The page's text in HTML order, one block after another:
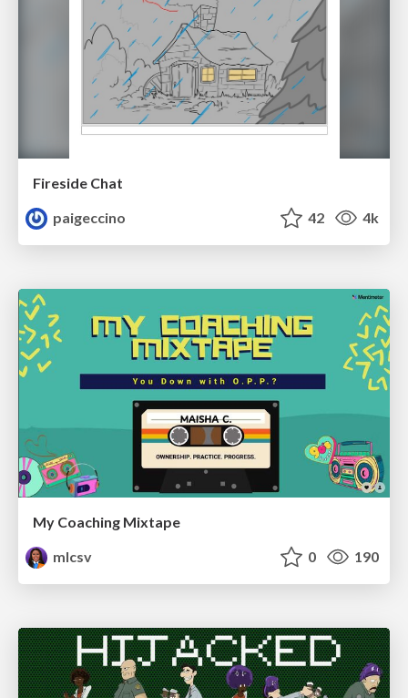
Fireside Chat
paigeccino
42 4k
My Coaching Mixtape
mlcsv
0 190